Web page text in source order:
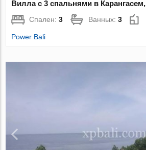
Вилла с 3 спальнями в
Спален:3 Ванных:3
Power Bali